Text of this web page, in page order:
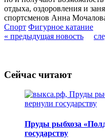
отдыха, оздоровления и
спортсменов Анна
Спорт Фигурное катание
« предыдущая новость
Сейчас читают
Пруды рыбхоза
государству